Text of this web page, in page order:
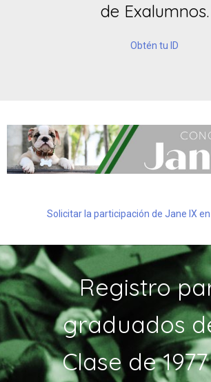
de Exalumnos.
Obtén tu ID
Solicitar la participación de Jane IX
Registro
graduados
Clase de